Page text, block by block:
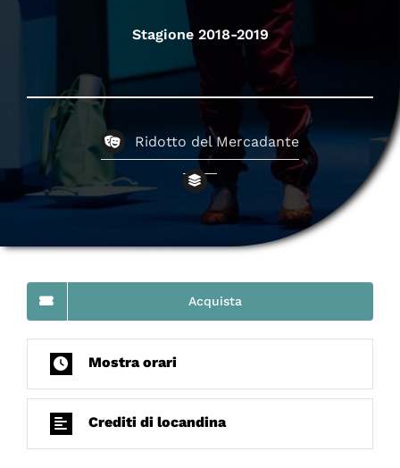
Stagione 2018-2019
Ridotto del Mercadante
Acquista
Mostra orari
Crediti di locandina